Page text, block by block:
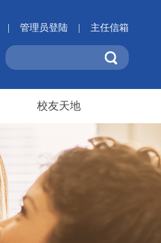
管理员登陆 主任信箱
校友天地